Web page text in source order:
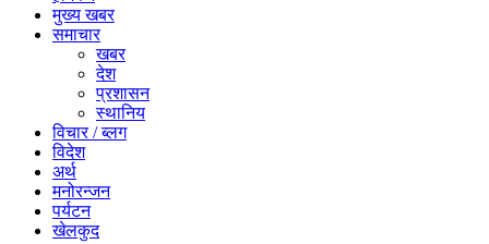
मुख्य खबर
समाचार
खबर
देश
प्रशासन
स्थानिय
विचार / ब्लग
विदेश
अर्थ
मनोरन्जन
पर्यटन
खेलकुद